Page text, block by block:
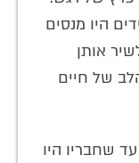
היו מנסים
אותן
של חיים
שחבריו היו